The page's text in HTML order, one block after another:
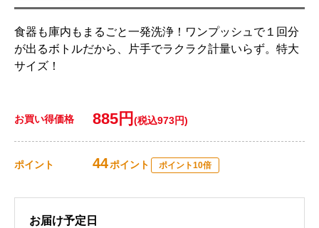
食器も庫内もまるごと一発洗浄！ワンプッシュで１回分
が出るボトルだから、片手でラクラク計量いらず。特大
サイズ！
お買い得価格 885円 (税込973円)
ポイント 44ポイント ポイント10倍
お届け予定日